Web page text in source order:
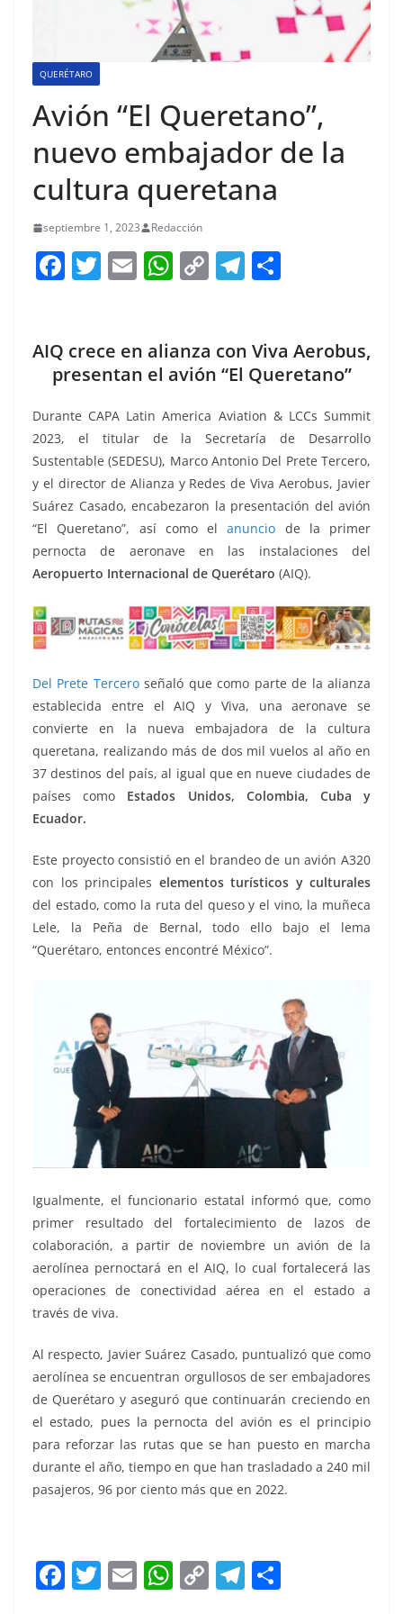
QUERÉTARO
Avión “El Queretano”,
nuevo embajador de la
cultura queretana
septiembre 1, 2023 Redacción
F
e
b
o
o
k
T
er
E
l
W
s
A
p
p
C
y
Li
n
k
T
gr
a
m
e
AIQ crece en alianza con Viva Aerobus,
presentan el avión “El Queretano”
Durante CAPA Latin America Aviation & LCCs Summit
2023, el titular de la Secretaría de Desarrollo
Sustentable (SEDESU), Marco Antonio Del Prete Tercero,
y el director de Alianza y Redes de Viva Aerobus, Javier
Suárez Casado, encabezaron la presentación del avión
“El Queretano”, así como elanuncio de la primer
pernocta de aeronave en las instalaciones del
Aeropuerto Internacional de Querétaro (AIQ).
Del Prete Terceroseñaló que como parte de la alianza
establecida entre el AIQ y Viva, una aeronave se
convierte en la nueva embajadora de la cultura
queretana, realizando más de dos mil vuelos al año en
37 destinos del país, al igual que en nueve ciudades de
países como Estados Unidos, Colombia, Cuba y
Ecuador.
Este proyecto consistió en el brandeo de un avión A320
con los principales elementos turísticos y culturales
del estado, como la ruta del queso y el vino, la muñeca
Lele, la Peña de Bernal, todo ello bajo el lema
“Querétaro, entonces encontré México”.
Igualmente, el funcionario estatal informó que, como
primer resultado del fortalecimiento de lazos de
colaboración, a partir de noviembre un avión de la
aerolínea pernoctará en el AIQ, lo cual fortalecerá las
operaciones de conectividad aérea en el estado a
través de viva.
Al respecto, Javier Suárez Casado, puntualizó que como
aerolínea se encuentran orgullosos de ser embajadores
de Querétaro y aseguró que continuarán creciendo en
el estado, pues la pernocta del avión es el principio
para reforzar las rutas que se han puesto en marcha
durante el año, tiempo en que han trasladado a 240 mil
pasajeros, 96 por ciento más que en 2022.
F T E W C T